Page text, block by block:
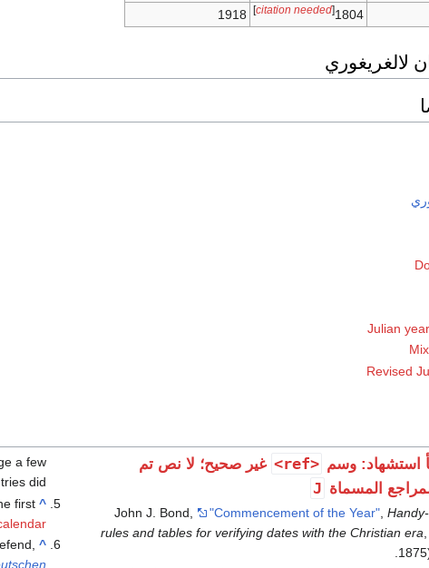
1804
[
citation needed
]
1918
لالغريغوري
Julian
Revised
استشهاد: وسم <ref>
غير صحيح؛ لا نص تم
المسماة J
John J. Bond, "Commencement of the Year" ,
rules and tables for verifying dates with the Christian era
a few
did.
^
first
^